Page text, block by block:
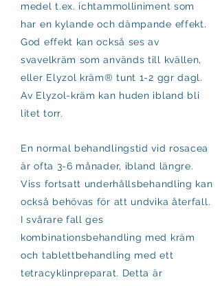
medel t.ex. ichtammolliniment som
har en kylande och dämpande effekt.
God effekt kan också ses av
svavelkräm som används till kvällen,
eller Elyzol kräm® tunt 1-2 ggr dagl.
Av Elyzol-kräm kan huden ibland bli
litet torr.
En normal behandlingstid vid rosacea
är ofta 3-6 månader, ibland längre.
Viss fortsatt underhållsbehandling kan
också behövas för att undvika återfall.
I svårare fall ges
kombinationsbehandling med kräm
och tablettbehandling med ett
tetracyklinpreparat. Detta är